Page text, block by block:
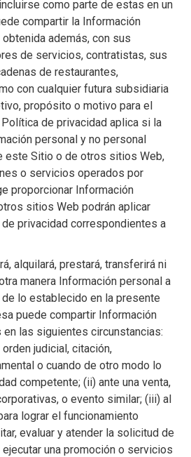
como parte de estas en un
compartir la Información
además, con sus
de servicios, contratistas, sus
de restaurantes,
con cualquier futura subsidiaria
propósito o motivo para el
de privacidad aplica si la
personal y no personal
este Sitio o de otros sitios Web,
o servicios operados por
proporcionar Información
sitios Web podrán aplicar
privacidad correspondientes a
alquilará, prestará, transferirá ni
manera Información personal a
lo establecido en la presente
puede compartir Información
las siguientes circunstancias:
judicial, citación,
o cuando de otro modo lo
competente; (ii) ante una venta,
o evento similar; (iii) al
lograr el funcionamiento
evaluar y atender la solicitud de
una promoción o servicios